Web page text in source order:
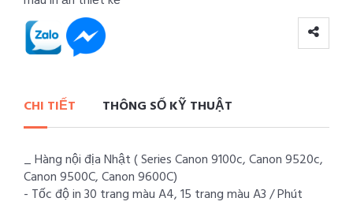
CHI TIẾT THÔNG SỐ KỸ THUẬT
_ Hàng nội địa Nhật ( Series Canon 9100c, Canon 9520c,
Canon 9500C, Canon 9600C)
- Tốc độ in 30 trang màu A4, 15 trang màu A3 / Phút